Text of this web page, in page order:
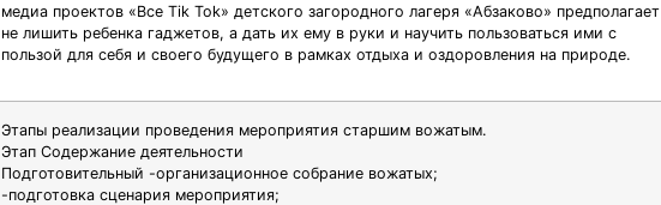
медиа проектов «Все Tik Tok» детского загородного лагеря «Абзаково» предполагает
не лишить ребенка гаджетов, а дать их ему в руки и научить пользоваться ими с
пользой для себя и своего будущего в рамках отдыха и оздоровления на природе.
Этапы реализации проведения мероприятия старшим вожатым.
Этап Содержание деятельности
Подготовительный -организационное собрание вожатых;
-подготовка сценария мероприятия;